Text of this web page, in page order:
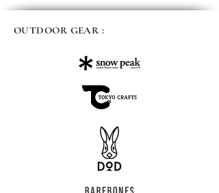
OUTDOOR GEAR :